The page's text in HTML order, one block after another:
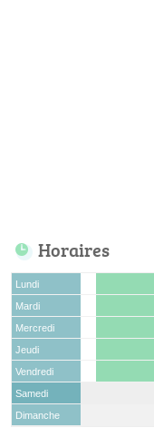
Horaires
Lundi
Mardi
Mercredi
Jeudi
Vendredi
Samedi
Dimanche